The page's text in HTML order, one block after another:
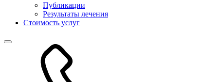
Публикации
Результаты лечения
Стоимость услуг